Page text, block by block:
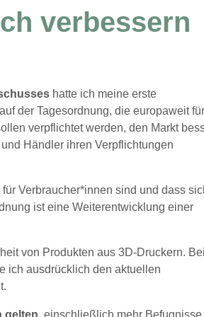
verbessern
hatte ich meine erste
der Tagesordnung, die europaweit für
verpflichtet werden, den Markt
Händler ihren Verpflichtungen
für Verbraucher*innen sind und dass
ist eine Weiterentwicklung einer
von Produkten aus 3D-Druckern.
ich ausdrücklich den aktuellen
gelten , einschließlich mehr Befugnisse